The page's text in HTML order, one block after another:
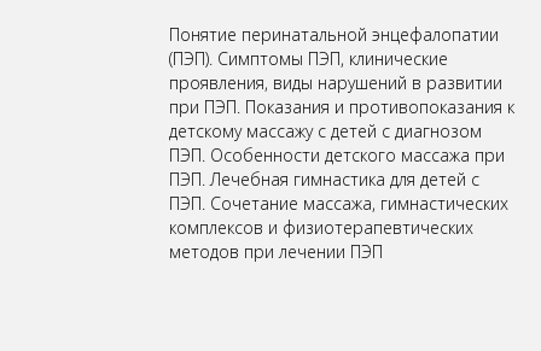
Понятие перинатальной энцефалопатии
(ПЭП). Симптомы ПЭП, клинические
проявления, виды нарушений в развитии
при ПЭП. Показания и противопоказания к
детскому массажу с детей с диагнозом
ПЭП. Особенности детского массажа при
ПЭП. Лечебная гимнастика для детей с
ПЭП. Сочетание массажа, гимнастических
комплексов и физиотерапевтических
методов при лечении ПЭП